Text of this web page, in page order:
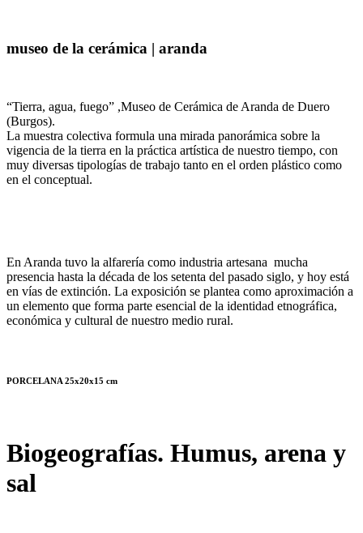
museo de la cerámica | aranda
“Tierra, agua, fuego” ,Museo de Cerámica de Aranda de Duero
(Burgos).
La muestra colectiva formula una mirada panorámica sobre la
vigencia de la tierra en la práctica artística de nuestro tiempo, con
muy diversas tipologías de trabajo tanto en el orden plástico como
en el conceptual.
En Aranda tuvo la alfarería como industria artesana mucha
presencia hasta la década de los setenta del pasado siglo, y hoy está
en vías de extinción. La exposición se plantea como aproximación a
un elemento que forma parte esencial de la identidad etnográfica,
económica y cultural de nuestro medio rural.
PORCELANA 25x20x15 cm
Biogeografías. Humus, arena y
sal